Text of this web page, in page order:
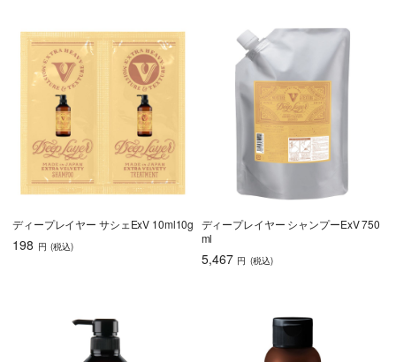
ディープレイヤー サシェExV 10ml10g
198 円 (税込)
ディープレイヤー シャンプーExV 750
ml
5,467 円 (税込)